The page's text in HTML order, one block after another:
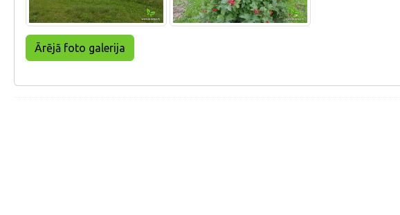
Ārējā foto galerija